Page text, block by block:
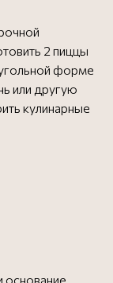
2 пиццы
форме
или другую
кулинарные